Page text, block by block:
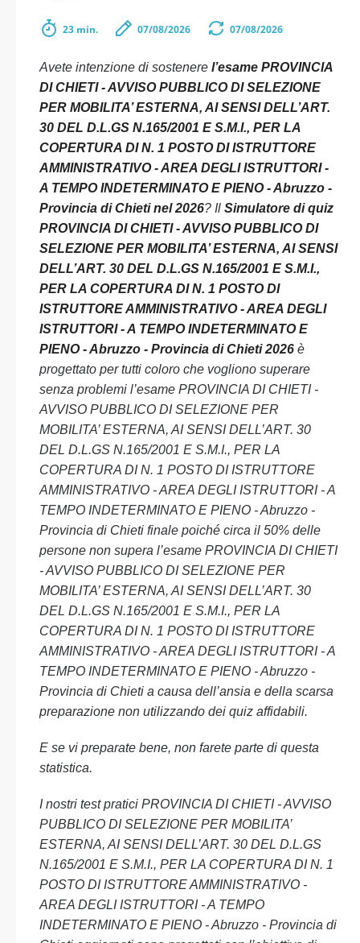
23 min. 07/08/2026 07/08/2026
Avete intenzione di sostenere l’esame PROVINCIA
DI CHIETI - AVVISO PUBBLICO DI SELEZIONE
PER MOBILITA’ ESTERNA, AI SENSI DELL’ART.
30 DEL D.L.GS N.165/2001 E S.M.I., PER LA
COPERTURA DI N. 1 POSTO DI ISTRUTTORE
AMMINISTRATIVO - AREA DEGLI ISTRUTTORI -
A TEMPO INDETERMINATO E PIENO - Abruzzo -
Provincia di Chieti nel 2026? Il Simulatore di quiz
PROVINCIA DI CHIETI - AVVISO PUBBLICO DI
SELEZIONE PER MOBILITA’ ESTERNA, AI SENSI
DELL’ART. 30 DEL D.L.GS N.165/2001 E S.M.I.,
PER LA COPERTURA DI N. 1 POSTO DI
ISTRUTTORE AMMINISTRATIVO - AREA DEGLI
ISTRUTTORI - A TEMPO INDETERMINATO E
PIENO - Abruzzo - Provincia di Chieti 2026 è
progettato per tutti coloro che vogliono superare
senza problemi l’esame PROVINCIA DI CHIETI -
AVVISO PUBBLICO DI SELEZIONE PER
MOBILITA’ ESTERNA, AI SENSI DELL’ART. 30
DEL D.L.GS N.165/2001 E S.M.I., PER LA
COPERTURA DI N. 1 POSTO DI ISTRUTTORE
AMMINISTRATIVO - AREA DEGLI ISTRUTTORI - A
TEMPO INDETERMINATO E PIENO - Abruzzo -
Provincia di Chieti finale poiché circa il 50% delle
persone non supera l’esame PROVINCIA DI CHIETI
- AVVISO PUBBLICO DI SELEZIONE PER
MOBILITA’ ESTERNA, AI SENSI DELL’ART. 30
DEL D.L.GS N.165/2001 E S.M.I., PER LA
COPERTURA DI N. 1 POSTO DI ISTRUTTORE
AMMINISTRATIVO - AREA DEGLI ISTRUTTORI - A
TEMPO INDETERMINATO E PIENO - Abruzzo -
Provincia di Chieti a causa dell’ansia e della scarsa
preparazione non utilizzando dei quiz affidabili.
E se vi preparate bene, non farete parte di questa
statistica.
I nostri test pratici PROVINCIA DI CHIETI - AVVISO
PUBBLICO DI SELEZIONE PER MOBILITA’
ESTERNA, AI SENSI DELL’ART. 30 DEL D.L.GS
N.165/2001 E S.M.I., PER LA COPERTURA DI N. 1
POSTO DI ISTRUTTORE AMMINISTRATIVO -
AREA DEGLI ISTRUTTORI - A TEMPO
INDETERMINATO E PIENO - Abruzzo - Provincia di